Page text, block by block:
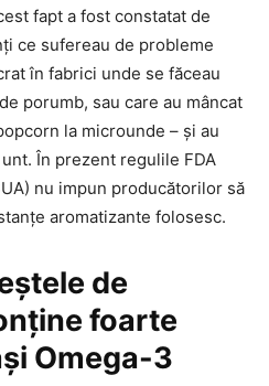
fapt a fost constatat de
ce sufereau de probleme
în fabrici unde se făceau
porumb, sau care au mâncat
la microunde – și au
În prezent regulile FDA
nu impun producătorilor să
aromatizante folosesc.
de
foarte
Omega-3